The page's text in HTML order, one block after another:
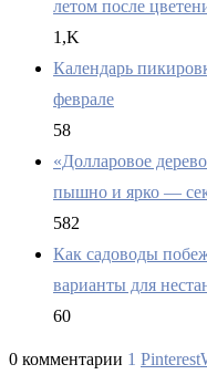
летом после
1,K
Календарь
феврале
58
«Долларовое
пышно и ярко —
582
Как садоводы
варианты для
60
0 комментарии 1 Pinterest